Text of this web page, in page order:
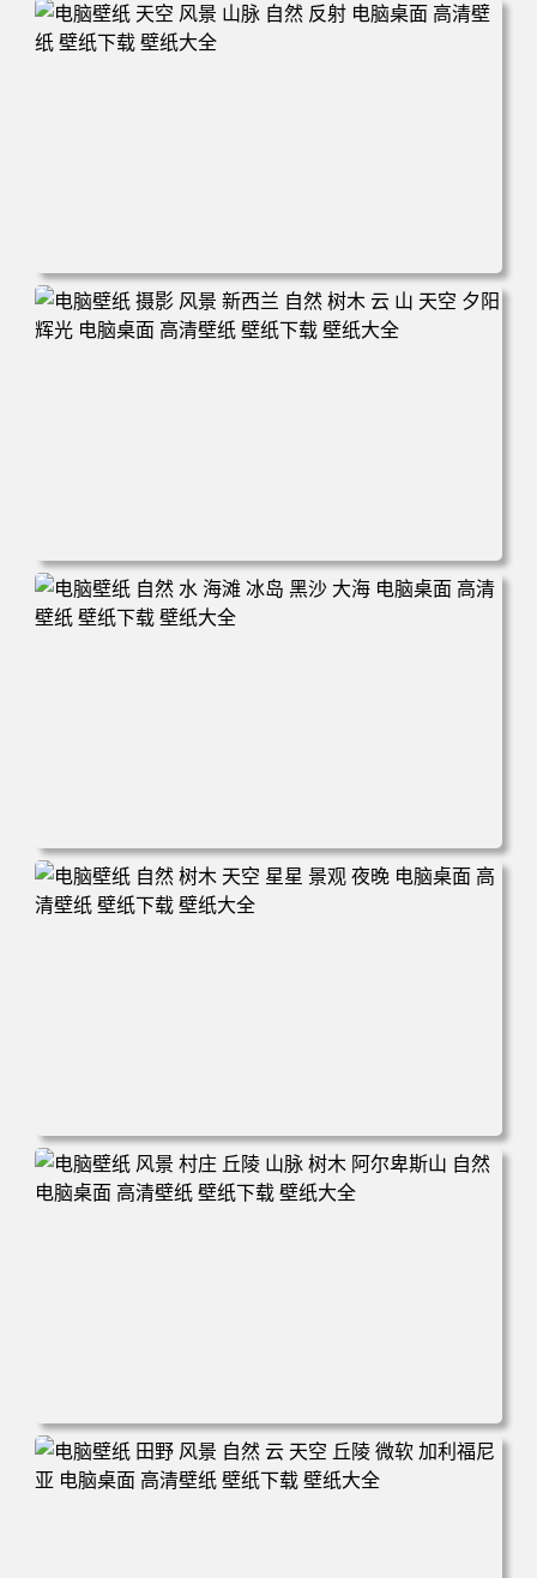
大全
电脑壁纸 天空 风景 山脉 自然 反射 电脑桌面 高清壁纸 壁纸
下载 壁纸大全
电脑壁纸 摄影 风景 新西兰 自然 树木 云 山 天空 夕阳 辉光
电脑桌面 高清壁纸 壁纸下载 壁纸大全
电脑壁纸 自然 水 海滩 冰岛 黑沙 大海 电脑桌面 高清壁纸
壁纸下载 壁纸大全
电脑壁纸 自然 树木 天空 星星 景观 夜晚 电脑桌面 高清壁纸
壁纸下载 壁纸大全
电脑壁纸 风景 村庄 丘陵 山脉 树木 阿尔卑斯山 自然 电脑桌
面 高清壁纸 壁纸下载 壁纸大全